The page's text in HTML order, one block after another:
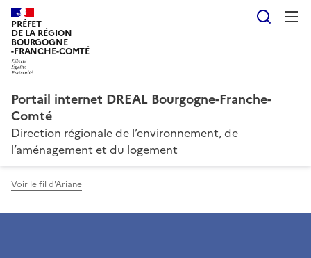
PRÉFET
DE LA RÉGION
BOURGOGNE
-FRANCHE-COMTÉ
Portail internet DREAL Bourgogne-Franche-
Comté
Direction régionale de l’environnement, de
l’aménagement et du logement
Voir le fil d'Ariane